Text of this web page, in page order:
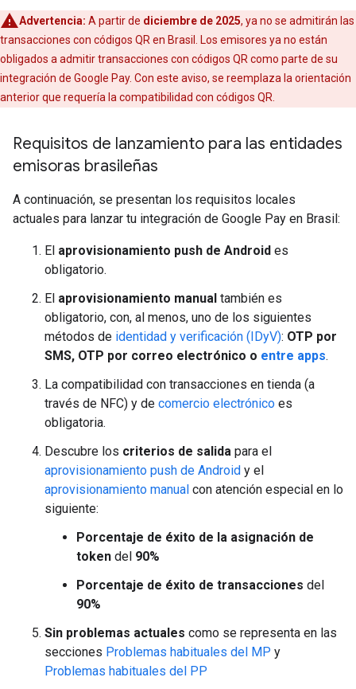
Advertencia: A partir de diciembre de 2025, ya no se admitirán las
transacciones con códigos QR en Brasil. Los emisores ya no están
obligados a admitir transacciones con códigos QR como parte de su
integración de Google Pay. Con este aviso, se reemplaza la orientación
anterior que requería la compatibilidad con códigos QR.
Requisitos de lanzamiento para las entidades
emisoras brasileñas
A continuación, se presentan los requisitos locales
actuales para lanzar tu integración de Google Pay en Brasil:
El aprovisionamiento push de Android es
obligatorio.
El aprovisionamiento manual también es
obligatorio, con, al menos, uno de los siguientes
métodos de identidad y verificación (IDyV): OTP por
SMS, OTP por correo electrónico o entre apps.
La compatibilidad con transacciones en tienda (a
través de NFC) y de comercio electrónico es
obligatoria.
Descubre los criterios de salida para el
aprovisionamiento push de Android y el
aprovisionamiento manual con atención especial en lo
siguiente:
Porcentaje de éxito de la asignación de
token del 90%
Porcentaje de éxito de transacciones del
90%
Sin problemas actuales como se representa en las
secciones Problemas habituales del MP y
Problemas habituales del PP